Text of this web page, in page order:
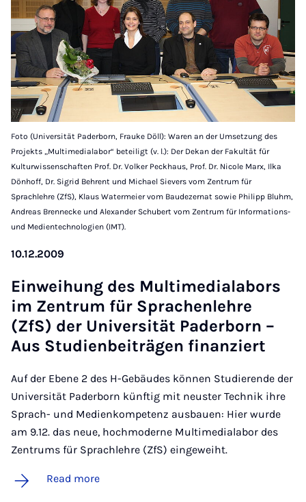
Foto (Universität Paderborn, Frauke Döll): Waren an der Umsetzung des
Projekts „Multimedialabor“ beteiligt (v. l.): Der Dekan der Fakultät für
Kulturwissenschaften Prof. Dr. Volker Peckhaus, Prof. Dr. Nicole Marx, Ilka
Dönhoff, Dr. Sigrid Behrent und Michael Sievers vom Zentrum für
Sprachlehre (ZfS), Klaus Watermeier vom Baudezernat sowie Philipp Bluhm,
Andreas Brennecke und Alexander Schubert vom Zentrum für Informations-
und Medientechnologien (IMT).
10.12.2009
Ein­wei­hung des Mul­ti­me­di­alabors
im Zen­trum für Sprac­hen­lehre
(ZfS) der Uni­versität Pader­born –
Aus Stud­i­en­beiträ­gen fin­an­ziert
Auf der Ebene 2 des H-Gebäudes können Studierende der
Universität Paderborn künftig mit neuster Technik ihre
Sprach- und Medienkompetenz ausbauen: Hier wurde
am 9.12. das neue, hochmoderne Multimedialabor des
Zentrums für Sprachlehre (ZfS) eingeweiht.
Read more